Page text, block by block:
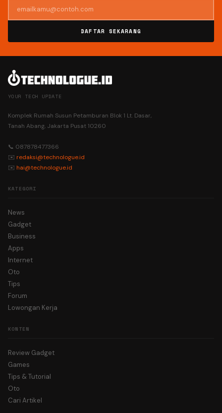
DAFTAR SEKARANG
YOUR TECH UPDATE
Komplek Rumah Susun Petamburan Blok 1 Lt. Dasar,
Tanah Abang, Jakarta Pusat 10260
📞 087878477366
✉️ redaksi@technologue.id
✉️ hai@technologue.id
KATEGORI
News
Gadget
Business
Apps
Internet
Oto
Tips
Forum
Lowongan Kerja
KONTEN
Review Gadget
Games
Tips & Tutorial
Oto
Cari Artikel